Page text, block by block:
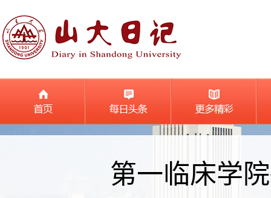
第一临床学